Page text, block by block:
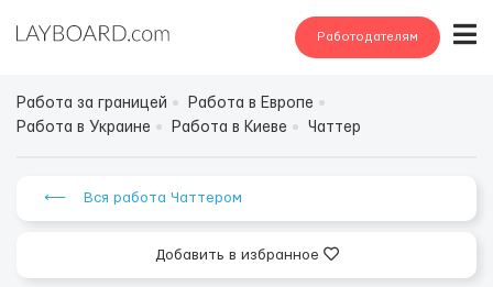
Работодателям
Работа за границей
Работа в Европе
Работа в Украине
Работа в Киеве Чаттер
⟵ Вся работа Чаттером
Добавить в избранное